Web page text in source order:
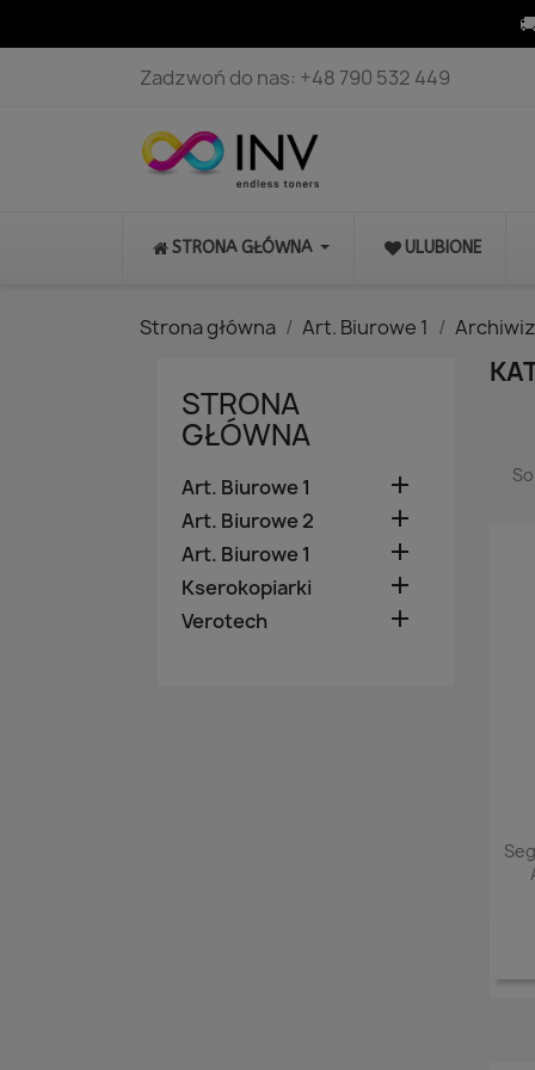
Zadzwoń do nas: +48 790 532 449
STRONA GŁÓWNA ULUBIONE
Strona główna Art. Biurowe 1
STRONA
GŁÓWNA
Art. Biurowe 1 
Art. Biurowe 2 
Art. Biurowe 1 
Kserokopiarki 
Verotech 